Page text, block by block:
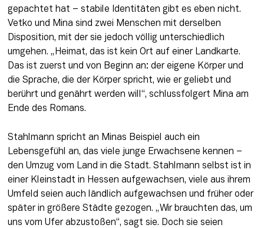
gepachtet hat – stabile Identitäten gibt es eben nicht.
Vetko und Mina sind zwei Menschen mit derselben
Disposition, mit der sie jedoch völlig unterschiedlich
umgehen. „Heimat, das ist kein Ort auf einer Landkarte.
Das ist zuerst und von Beginn an: der eigene Körper und
die Sprache, die der Körper spricht, wie er geliebt und
berührt und genährt werden will“, schlussfolgert Mina am
Ende des Romans.
Stahlmann spricht an Minas Beispiel auch ein
Lebensgefühl an, das viele junge Erwachsene kennen –
den Umzug vom Land in die Stadt. Stahlmann selbst ist in
einer Kleinstadt in Hessen aufgewachsen, viele aus ihrem
Umfeld seien auch ländlich aufgewachsen und früher oder
später in größere Städte gezogen. „Wir brauchten das, um
uns vom Ufer abzustoßen“, sagt sie. Doch sie seien